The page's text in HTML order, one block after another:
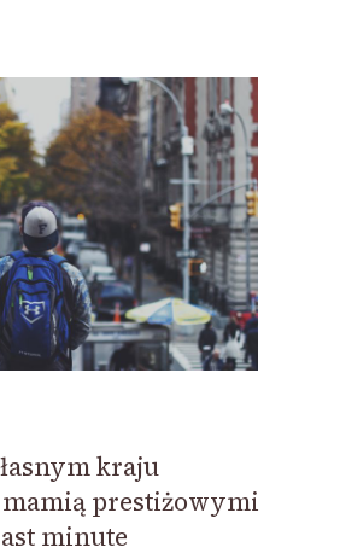
kraju
prestiżowymi
minute